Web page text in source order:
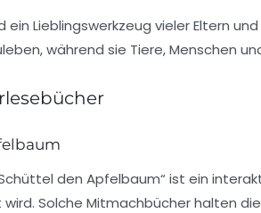
Lieblingswerkzeug vieler Eltern
während sie Tiere, Menschen
den Apfelbaum“ ist ein
Solche Mitmachbücher halten